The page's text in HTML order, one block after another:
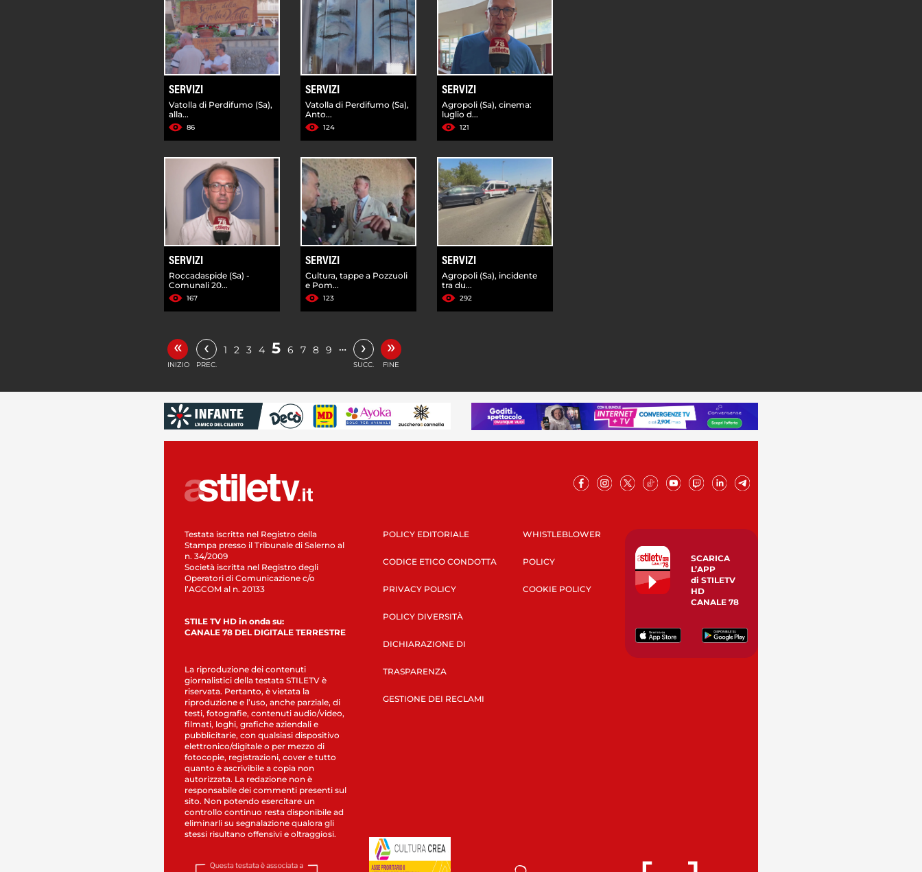
SERVIZI
Vatolla di Perdifumo (Sa),
alla...
86
SERVIZI
Vatolla di Perdifumo (Sa),
Anto...
124
SERVIZI
Agropoli (Sa), cinema:
luglio d...
121
SERVIZI
Roccadaspide (Sa) -
Comunali 20...
167
SERVIZI
Cultura, tappe a Pozzuoli
e Pom...
123
SERVIZI
Agropoli (Sa), incidente
tra du...
292
«
INIZIO
‹
PREC.
1 2 3 4 5 6 7 8 9 … ›
SUCC.
»
FINE
Testata iscritta nel Registro della
Stampa presso il Tribunale di Salerno al
n. 34/2009
Società iscritta nel Registro degli
Operatori di Comunicazione c/o
l’AGCOM al n. 20133
STILE TV HD in onda su:
CANALE 78 DEL DIGITALE TERRESTRE
La riproduzione dei contenuti
giornalistici della testata STILETV è
riservata. Pertanto, è vietata la
riproduzione e l’uso, anche parziale, di
testi, fotografie, contenuti audio/video,
filmati, loghi, grafiche aziendali e
pubblicitarie, con qualsiasi dispositivo
elettronico/digitale o per mezzo di
fotocopie, registrazioni, cover e tutto
quanto è ascrivibile a copia non
autorizzata. La redazione non è
responsabile dei commenti presenti sul
sito. Non potendo esercitare un
controllo continuo resta disponibile ad
eliminarli su segnalazione qualora gli
stessi risultano offensivi e oltraggiosi.
POLICY EDITORIALE
CODICE ETICO CONDOTTA
PRIVACY POLICY
POLICY DIVERSITÀ
DICHIARAZIONE DI
TRASPARENZA
GESTIONE DEI RECLAMI
WHISTLEBLOWER
POLICY
COOKIE POLICY
SCARICA
L’APP
di STILETV
HD
CANALE 78